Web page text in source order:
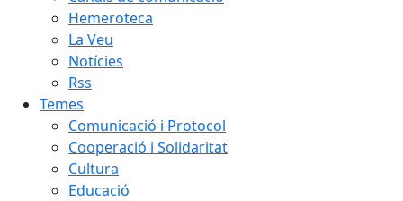
Hemeroteca
La Veu
Notícies
Rss
Temes
Comunicació i Protocol
Cooperació i Solidaritat
Cultura
Educació